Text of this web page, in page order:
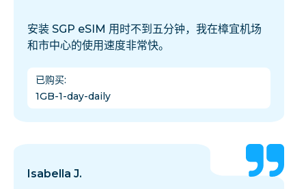
安装 SGP eSIM 用时不到五分钟，我在樟宜机场
和市中心的使用速度非常快。
已购买:
1GB-1-day-daily
Isabella J.